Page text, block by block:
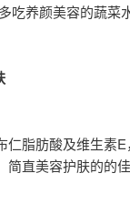
吃养颜美容的蔬菜
仁脂肪酸及维生素
直美容护肤的的佳